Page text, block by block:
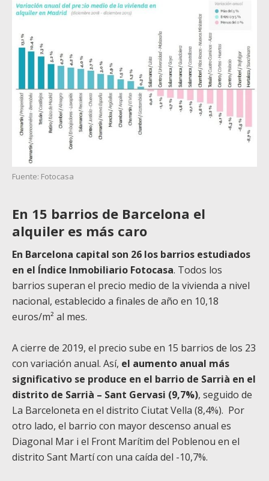
Fuente: Fotocasa
En 15 barrios de Barcelona el
alquiler es más caro
En Barcelona capital son 26 los barrios estudiados
en el Índice Inmobiliario Fotocasa. Todos los
barrios superan el precio medio de la vivienda a nivel
nacional, establecido a finales de año en 10,18
euros/m² al mes.
A cierre de 2019, el precio sube en 15 barrios de los 23
con variación anual. Así, el aumento anual más
significativo se produce en el barrio de Sarrià en el
distrito de Sarrià – Sant Gervasi (9,7%), seguido de
La Barceloneta en el distrito Ciutat Vella (8,4%). Por
otro lado, el barrio con mayor descenso anual es
Diagonal Mar i el Front Marítim del Poblenou en el
distrito Sant Martí con una caída del -10,7%.